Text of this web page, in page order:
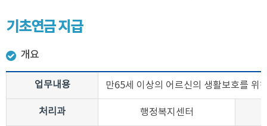
기초연금 지급
개요
업무내용 만65세 이상의 어르신의 생활보호를 위
처리과 행정복지센터